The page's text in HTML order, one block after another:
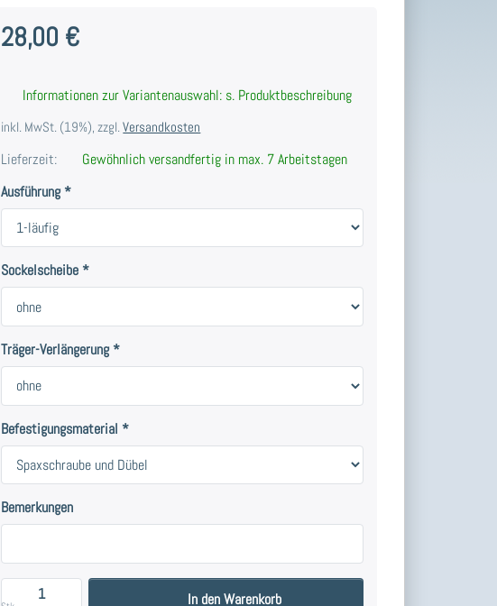
28,00 €
Informationen zur Variantenauswahl: s. Produktbeschreibung
inkl. MwSt. (19%), zzgl.Versandkosten
Lieferzeit:
Gewöhnlich versandfertig in max. 7 Arbeitstagen
Ausführung
Sockelscheibe
Träger-Verlängerung
Befestigungsmaterial
Bemerkungen
Stangenträger Pfosten 16, Massiv-Messing. zu 28,00 €, Menge 1.
In den Warenkorb